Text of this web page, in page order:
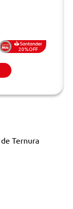
20%OFF
Ternura